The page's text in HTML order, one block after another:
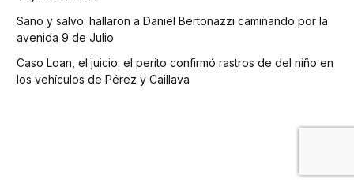
Sano y salvo: hallaron a Daniel Bertonazzi caminando por la
avenida 9 de Julio
Caso Loan, el juicio: el perito confirmó rastros de del niño en
los vehículos de Pérez y Caillava